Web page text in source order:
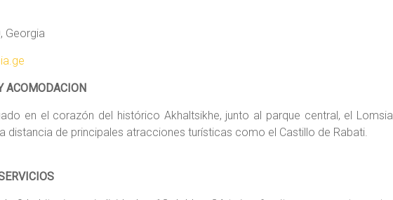
Georgia
ACOMODACION
en el corazón del histórico Akhaltsikhe, junto al parque central, el Lomsia
distancia de principales atracciones turísticas como el Castillo de Rabati.